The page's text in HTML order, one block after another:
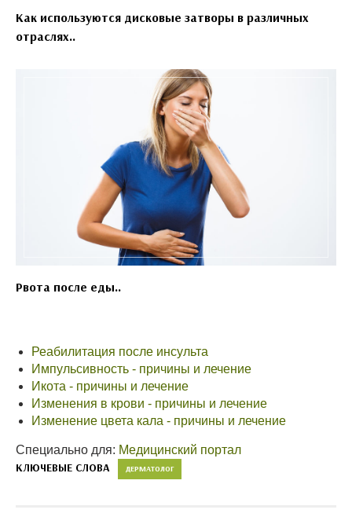
Как используются дисковые затворы в различных
отраслях..
Рвота после еды..
Реабилитация после инсульта
Импульсивность - причины и лечение
Икота - причины и лечение
Изменения в крови - причины и лечение
Изменение цвета кала - причины и лечение
Специально для: Медицинский портал
КЛЮЧЕВЫЕ СЛОВА ДЕРМАТОЛОГ